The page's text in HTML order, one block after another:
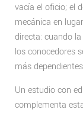
vacía el oficio; el
mecánica en
directa: cuando
los conocedores
más
Un estudio con
complementa